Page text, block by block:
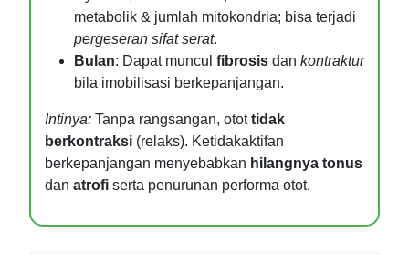
metabolik & jumlah mitokondria; bisa terjadi
pergeseran sifat serat.
Bulan: Dapat muncul fibrosis dan kontraktur
bila imobilisasi berkepanjangan.
Intinya: Tanpa rangsangan, otottidak
berkontraksi (relaks). Ketidakaktifan
berkepanjangan menyebabkan hilangnya tonus
dan atrofi serta penurunan performa otot.